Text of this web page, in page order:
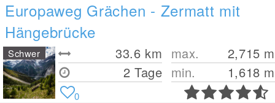
Europaweg Grächen - Zermatt mit
Hängebrücke
33.6 km
2 Tage
max. 2,715 m
min.
1,618 m
Schwer
0